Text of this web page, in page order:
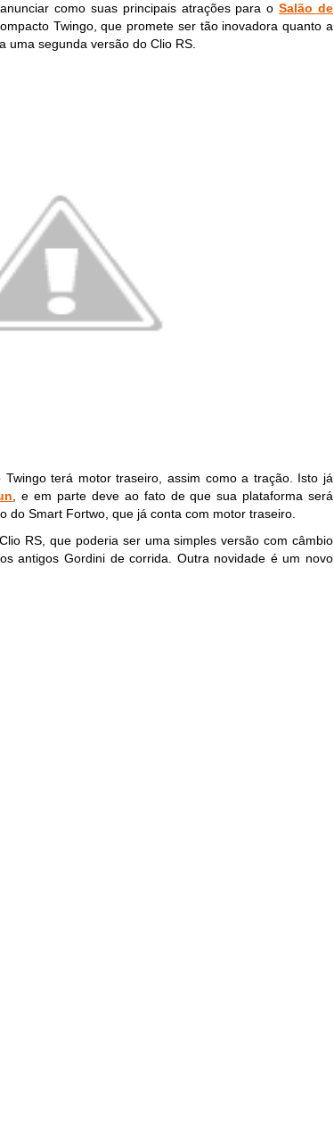
como suas principais atrações para oSalão de
Twingo, que promete ser tão inovadora quanto a
uma segunda versão do Clio RS.
terá motor traseiro, assim como a tração. Isto já
, e em parte deve ao fato de que sua plataforma será
do Smart Fortwo, que já conta com motor traseiro.
RS, que poderia ser uma simples versão com câmbio
antigos Gordini de corrida. Outra novidade é um novo